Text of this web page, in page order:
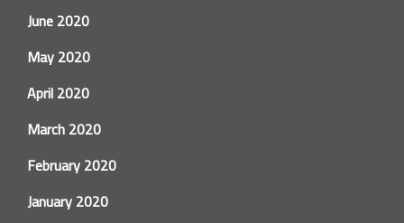
June 2020
May 2020
April 2020
March 2020
February 2020
January 2020